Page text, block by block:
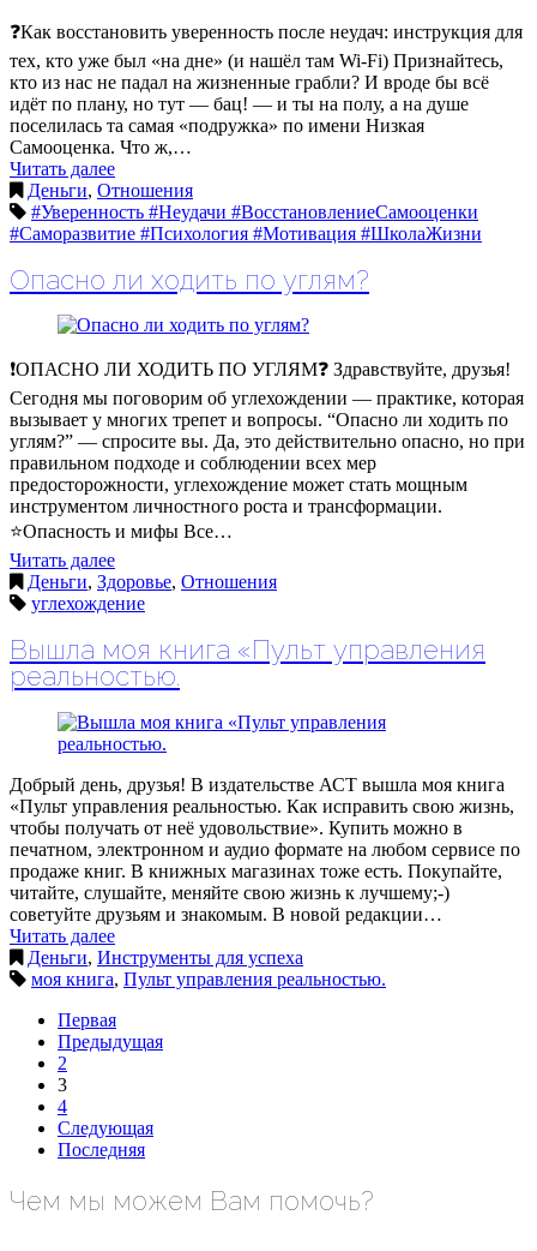
❓Как восстановить уверенность после неудач: инструкция для
тех, кто уже был «на дне» (и нашёл там Wi-Fi) Признайтесь,
кто из нас не падал на жизненные грабли? И вроде бы всё
идёт по плану, но тут — бац! — и ты на полу, а на душе
поселилась та самая «подружка» по имени Низкая
Самооценка. Что ж,…
Читать далее
Деньги, Отношения
#Уверенность #Неудачи #ВосстановлениеСамооценки
#Саморазвитие #Психология #Мотивация #ШколаЖизни
Опасно ли ходить по углям?
❗️ОПАСНО ЛИ ХОДИТЬ ПО УГЛЯМ❓ Здравствуйте, друзья!
Сегодня мы поговорим об углехождении — практике, которая
вызывает у многих трепет и вопросы. “Опасно ли ходить по
углям?” — спросите вы. Да, это действительно опасно, но при
правильном подходе и соблюдении всех мер
предосторожности, углехождение может стать мощным
инструментом личностного роста и трансформации.
⭐️Опасность и мифы Все…
Читать далее
Деньги, Здоровье, Отношения
углехождение
Вышла моя книга «Пульт управления
реальностью.
Добрый день, друзья! В издательстве АСТ вышла моя книга
«Пульт управления реальностью. Как исправить свою жизнь,
чтобы получать от неё удовольствие». Купить можно в
печатном, электронном и аудио формате на любом сервисе по
продаже книг. В книжных магазинах тоже есть. Покупайте,
читайте, слушайте, меняйте свою жизнь к лучшему;-)
советуйте друзьям и знакомым. В новой редакции…
Читать далее
Деньги, Инструменты для успеха
моя книга, Пульт управления реальностью.
Первая
Предыдущая
2
3
4
Следующая
Последняя
Чем мы можем Вам помочь?